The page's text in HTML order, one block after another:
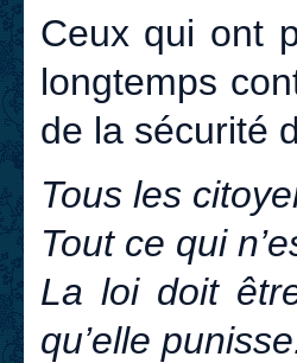
Ceux qui ont
longtemps
de la sécurité
Tous les
Tout ce qui
La loi doit
qu’elle